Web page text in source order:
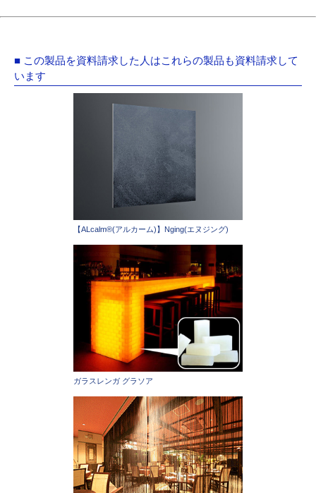
■ この製品を資料請求した人はこれらの製品も資料請求して
います
【ALcalm®(アルカーム)】Nging(エヌジング)
ガラスレンガ グラソア